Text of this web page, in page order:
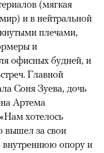
(мягкая
и в нейтральной
плечами,
и
офисных будней, и
Главной
Соня Зуева, дочь
Артема
хотелось
вышел за свои
внутреннюю опору и